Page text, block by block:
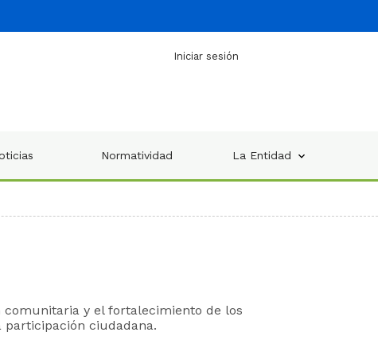
Iniciar sesión
Normatividad La Entidad
comunitaria y el fortalecimiento de los
ciudadana.